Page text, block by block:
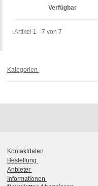
Verfügbar
Artikel 1 - 7 von 7
Kategorien
Kontaktdaten
Bestellung
Anbieter
Informationen